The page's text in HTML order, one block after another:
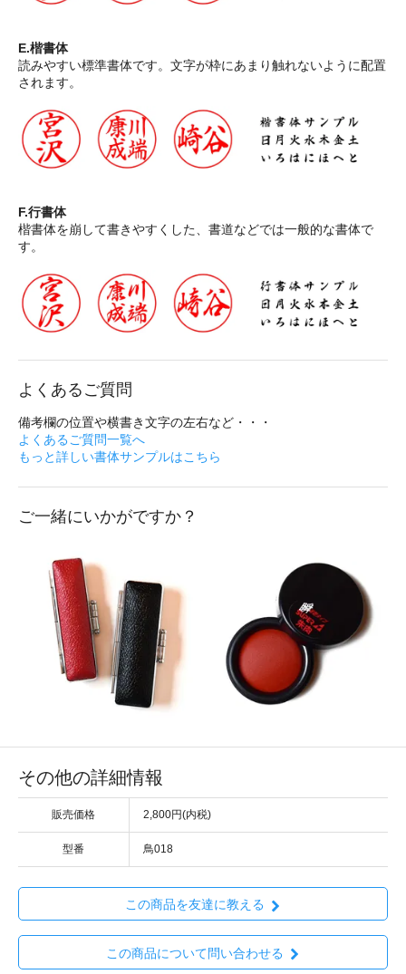
E.楷書体
読みやすい標準書体です。文字が枠にあまり触れないように配置
されます。
F.行書体
楷書体を崩して書きやすくした、書道などでは一般的な書体で
す。
よくあるご質問
備考欄の位置や横書き文字の左右など・・・
よくあるご質問一覧へ
もっと詳しい書体サンプルはこちら
ご一緒にいかがですか？
その他の詳細情報
販売価格 2,800円(内税)
型番 鳥018
この商品を友達に教える
この商品について問い合わせる